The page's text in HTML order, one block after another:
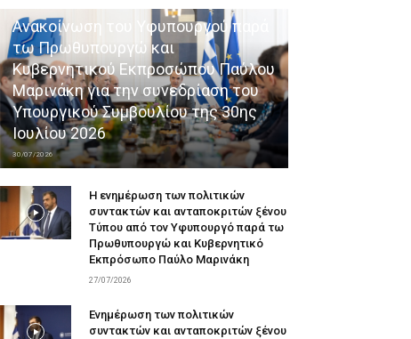
Ανακοίνωση του Υφυπουργού παρά
τω Πρωθυπουργώ και
Κυβερνητικού Εκπροσώπου Παύλου
Μαρινάκη για την συνεδρίαση του
Υπουργικού Συμβουλίου της 30ης
Ιουλίου 2026
30/07/2026
Η ενημέρωση των πολιτικών
συντακτών και ανταποκριτών ξένου
Τύπου από τον Υφυπουργό παρά τω
Πρωθυπουργώ και Κυβερνητικό
Εκπρόσωπο Παύλο Μαρινάκη
27/07/2026
Ενημέρωση των πολιτικών
συντακτών και ανταποκριτών ξένου